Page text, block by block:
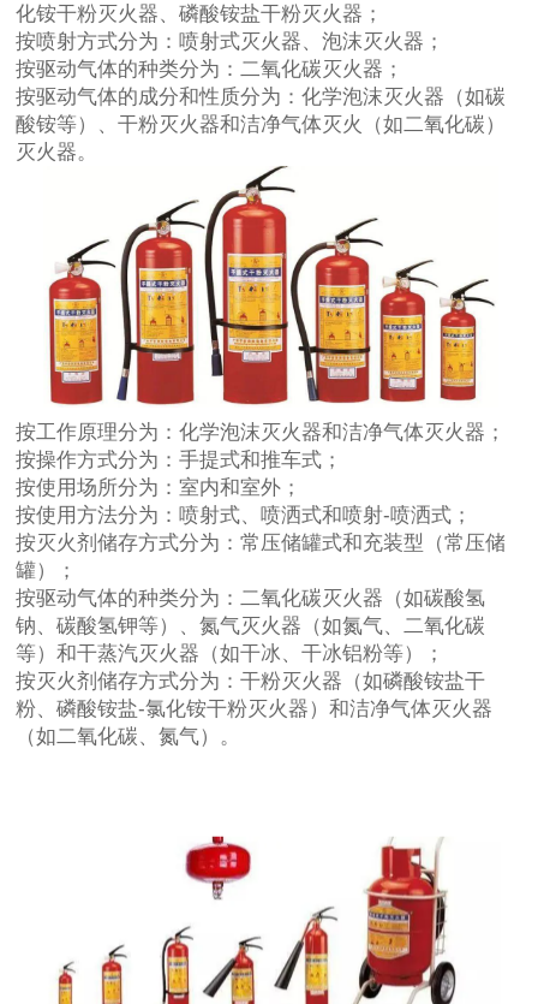
化铵干粉灭火器、磷酸铵盐干粉灭火器；
按喷射方式分为：喷射式灭火器、泡沫灭火器；
按驱动气体的种类分为：二氧化碳灭火器；
按驱动气体的成分和性质分为：化学泡沫灭火器（如碳
酸铵等）、干粉灭火器和洁净气体灭火（如二氧化碳）
灭火器。
按工作原理分为：化学泡沫灭火器和洁净气体灭火器；
按操作方式分为：手提式和推车式；
按使用场所分为：室内和室外；
按使用方法分为：喷射式、喷洒式和喷射-喷洒式；
按灭火剂储存方式分为：常压储罐式和充装型（常压储
罐）；
按驱动气体的种类分为：二氧化碳灭火器（如碳酸氢
钠、碳酸氢钾等）、氮气灭火器（如氮气、二氧化碳
等）和干蒸汽灭火器（如干冰、干冰铝粉等）；
按灭火剂储存方式分为：干粉灭火器（如磷酸铵盐干
粉、磷酸铵盐-氯化铵干粉灭火器）和洁净气体灭火器
（如二氧化碳、氮气）。